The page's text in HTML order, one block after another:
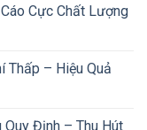
Cực Chất Lượng
Thấp – Hiệu Quả
Định – Thu Hút